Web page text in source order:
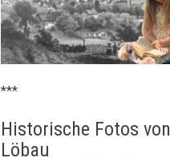
***
Historische Fotos von
Löbau